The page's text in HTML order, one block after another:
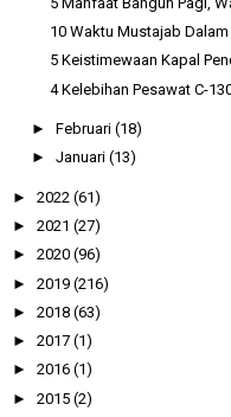
10 Waktu Mustajab
5 Keistimewaan Kapal
4 Kelebihan Pesawat C-
► Februari (18)
► Januari (13)
► 2022 (61)
► 2021 (27)
► 2020 (96)
► 2019 (216)
► 2018 (63)
► 2017 (1)
► 2016 (1)
► 2015 (2)